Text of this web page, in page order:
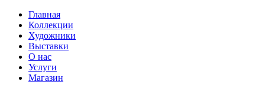
Главная
Коллекции
Художники
Выставки
О нас
Услуги
Магазин